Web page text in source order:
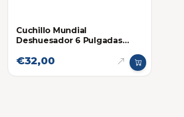
Cuchillo Mundial
Deshuesador 6 Pulgadas
€32,00